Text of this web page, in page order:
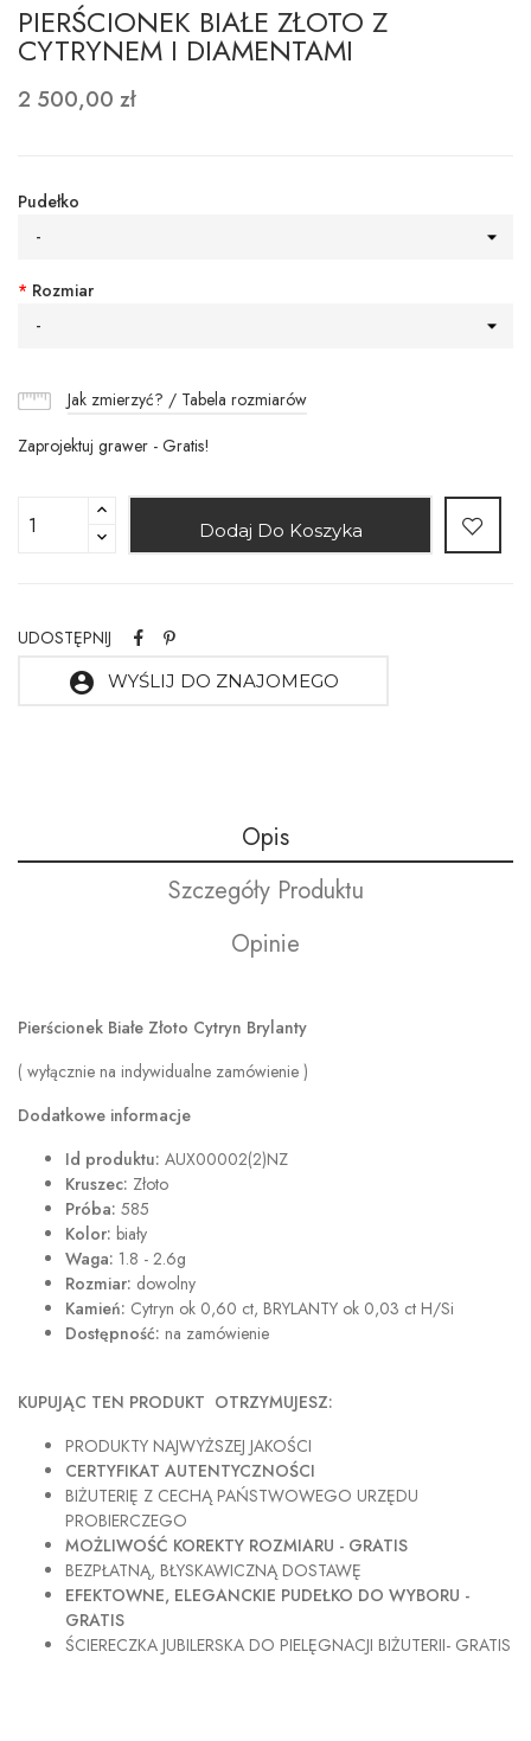
PIERŚCIONEK BIAŁE ZŁOTO Z
CYTRYNEM I DIAMENTAMI
2 500,00 zł
Pudełko
-
* Rozmiar
-
Jak zmierzyć? / Tabela rozmiarów
Zaprojektuj grawer - Gratis!
Dodaj Do Koszyka
UDOSTĘPNIJ
account_circle WYŚLIJ DO ZNAJOMEGO
Opis
Szczegóły Produktu
Opinie
Pierścionek Białe Złoto Cytryn Brylanty
( wyłącznie na indywidualne zamówienie )
Dodatkowe informacje
Id produktu: AUX00002(2)NZ
Kruszec: Złoto
Próba: 585
Kolor: biały
Waga: 1.8 - 2.6g
Rozmiar: dowolny
Kamień: Cytryn ok 0,60 ct, BRYLANTY ok 0,03 ct H/Si
Dostępność: na zamówienie
KUPUJĄC TEN PRODUKT OTRZYMUJESZ:
PRODUKTY NAJWYŻSZEJ JAKOŚCI
CERTYFIKAT AUTENTYCZNOŚCI
BIŻUTERIĘ Z CECHĄ PAŃSTWOWEGO URZĘDU
PROBIERCZEGO
MOŻLIWOŚĆ KOREKTY ROZMIARU - GRATIS
BEZPŁATNĄ, BŁYSKAWICZNĄ DOSTAWĘ
EFEKTOWNE, ELEGANCKIE PUDEŁKO DO WYBORU -
GRATIS
ŚCIERECZKA JUBILERSKA DO PIELĘGNACJI BIŻUTERII- GRATIS